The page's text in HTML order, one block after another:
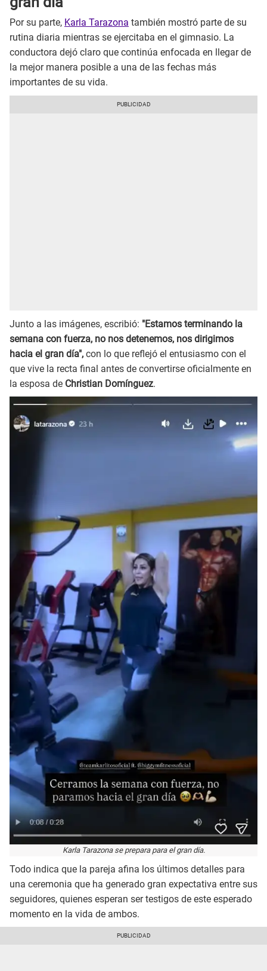
Por su parte, Karla Tarazona también mostró parte de su
rutina diaria mientras se ejercitaba en el gimnasio. La
conductora dejó claro que continúa enfocada en llegar de
la mejor manera posible a una de las fechas más
importantes de su vida.
Junto a las imágenes, escribió: "Estamos terminando la
semana con fuerza, no nos detenemos, nos dirigimos
hacia el gran día", con lo que reflejó el entusiasmo con el
que vive la recta final antes de convertirse oficialmente en
la esposa de Christian Domínguez.
Karla Tarazona se prepara para el gran día.
Todo indica que la pareja afina los últimos detalles para
una ceremonia que ha generado gran expectativa entre sus
seguidores, quienes esperan ser testigos de este esperado
momento en la vida de ambos.